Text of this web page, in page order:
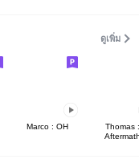
ดูเพิ่ม
Marco : OH
Thomas :